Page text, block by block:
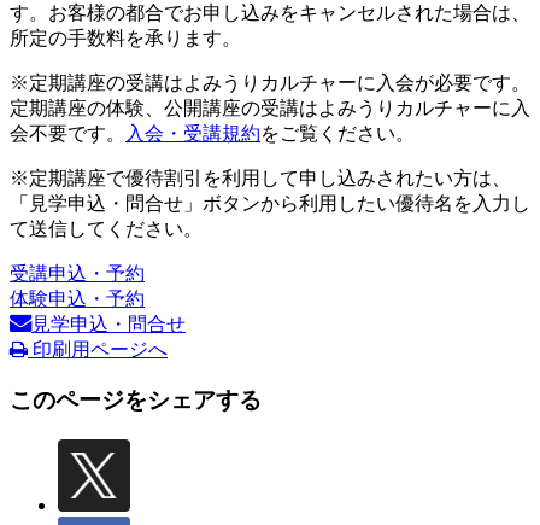
す。お客様の都合でお申し込みをキャンセルされた場合は、
所定の手数料を承ります。
※定期講座の受講はよみうりカルチャーに入会が必要です。
定期講座の体験、公開講座の受講はよみうりカルチャーに入
会不要です。
入会・受講規約をご覧ください。
※定期講座で優待割引を利用して申し込みされたい方は、
「見学申込・問合せ」ボタンから利用したい優待名を入力し
て送信してください。
受講申込・予約
体験申込・予約
見学申込・問合せ
印刷用ページへ
このページをシェアする